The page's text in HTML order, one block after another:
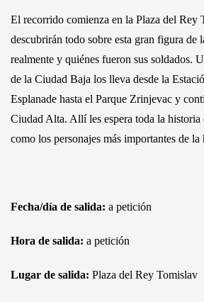
El recorrido comienza en la Plaza del Rey
descubrirán todo sobre esta gran figura de
realmente y quiénes fueron sus soldados.
de la Ciudad Baja los lleva desde la
Esplanade hasta el Parque Zrinjevac y
Ciudad Alta. Allí les espera toda la
como los personajes más importantes de
Fecha/día de salida: a petición
Hora de salida: a petición
Lugar de salida: Plaza del Rey Tomislav